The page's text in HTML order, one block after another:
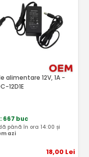
alimentare 12V, 1A -
12D1E
: 667 buc
până în ora 14:00 și
azi
18,00 Lei